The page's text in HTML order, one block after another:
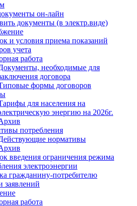
он-лайн
документы (в электр.виде)
и условия приема показаний
учета
работа
необходимые для
договора
формы договоров
для населения на
энергию на 2026г.
потребления
нормативы
введения ограничения режима
электроэнергии
гражданину-потребителю
заявлений
работа